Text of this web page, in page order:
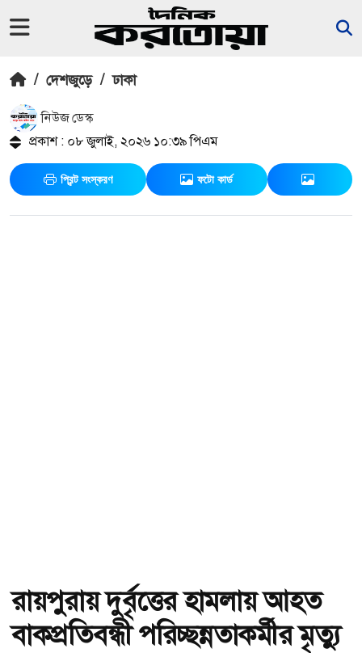
/ দেশজুড়ে / ঢাকা
নিউজ ডেস্ক
প্রকাশ : ০৮ জুলাই, ২০২৬ ১০:৩৯ পিএম
প্রিন্ট সংস্করণ ফটো কার্ড
রায়পুরায় দুর্বৃত্তের হামলায় আহত
বাকপ্রতিবন্ধী পরিচ্ছন্নতাকর্মীর মৃত্যু